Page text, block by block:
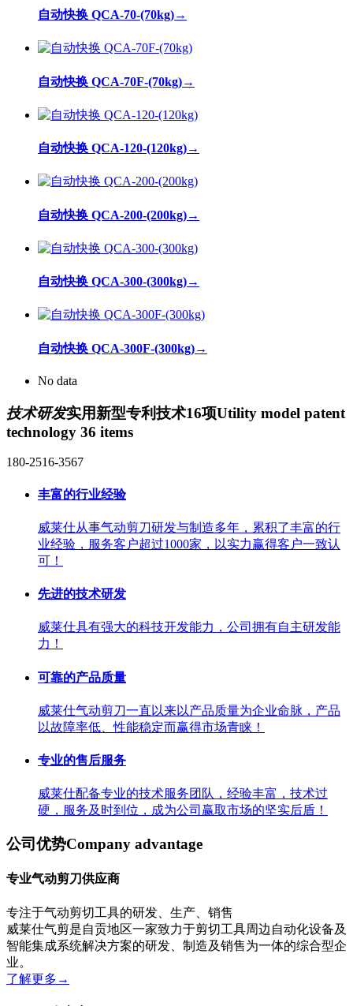
自动快换 QCA-70-(70kg)→
自动快换 QCA-70F-(70kg)→
自动快换 QCA-120-(120kg)→
自动快换 QCA-200-(200kg)→
自动快换 QCA-300-(300kg)→
自动快换 QCA-300F-(300kg)→
No data
技术研发实用新型专利技术16项Utility model patent
technology 36 items
180-2516-3567
丰富的行业经验
威莱仕从事气动剪刀研发与制造多年，累积了丰富的行
业经验，服务客户超过1000家，以实力赢得客户一致认
可！
先进的技术研发
威莱仕具有强大的科技开发能力，公司拥有自主研发能
力！
可靠的产品质量
威莱仕气动剪刀一直以来以产品质量为企业命脉，产品
以故障率低、性能稳定而赢得市场青睐！
专业的售后服务
威莱仕配备专业的技术服务团队，经验丰富，技术过
硬，服务及时到位，成为公司赢取市场的坚实后盾！
公司优势Company advantage
专业气动剪刀供应商
专注于气动剪切工具的研发、生产、销售
威莱仕气剪是自贡地区一家致力于剪切工具周边自动化设备及
智能集成系统解决方案的研发、制造及销售为一体的综合型企
业。
了解更多 →